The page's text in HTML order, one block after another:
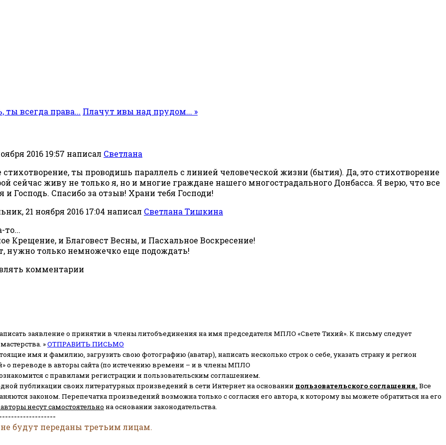
ты всегда права... Плачут ивы над прудом... »
2016 19:57 написал Светлана
ты проводишь параллель с линией человеческой жизни (бытия). Да, это стихотворение
сейчас живу не только я, но и многие граждане нашего многострадального Донбасса. Я верю, что все
Господь. Спасибо за отзыв! Храни тебя Господи!
21 ноября 2016 17:04 написал Светлана Тишкина
то...
Крещение, и Благовест Весны, и Пасхальное Воскресение!
нужно только немножечко еще подождать!
комментарии
заявление о принятии в члены литобъединения на имя председателя МПЛО «Свете Тихий». К письму следует
»ОТПРАВИТЬ ПИСЬМО
имя и фамилию, загрузить свою фотографию (аватар), написать несколько строк о себе, указать страну и регион
о переводе в авторы сайта (по истечению времени – и в члены МПЛО
с правилами регистрации и пользовательским соглашением.
публикации своих литературных произведений в сети Интернет на основании пользовательского соглашения. Все
законом. Перепечатка произведений возможна только с согласия его автора, к которому вы можете обратиться на его
несут самостоятельно на основании законодательства.
будут переданы третьим лицам.